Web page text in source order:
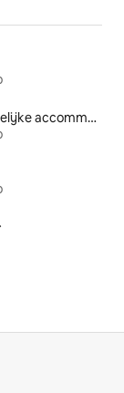
Gezinsvriendelijke accommodaties